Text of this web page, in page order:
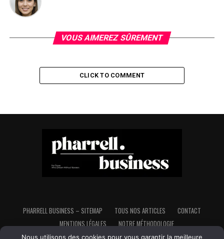
VOUS AIMEREZ SÛREMENT
CLICK TO COMMENT
PHARRELL BUSINESS – SITEMAP TOUS NOS ARTICLES
CONTACT
MENTIONS LÉGALES
NOTRE MÉTHODOLOGIE
Nous utilisons des cookies pour vous garantir la meilleure